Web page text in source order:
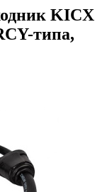
KICX
типа,